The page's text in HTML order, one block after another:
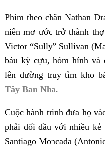
Phim theo chân Nathan
niên mơ ước trở thành
Victor “Sully” Sullivan
báu kỳ cựu, hóm hỉnh và
lên đường truy tìm kho
Tây Ban Nha.
Cuộc hành trình đưa họ
phải đối đầu với nhiều kẻ
Santiago Moncada